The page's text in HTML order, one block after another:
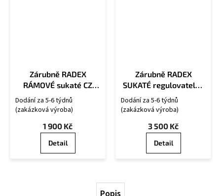
Zárubně RADEX
RÁMOVÉ sukaté CZ
OS/U
Dodání za 5-6 týdnů
(zakázková výroba)
1 900 Kč
Detail
Zárubně RADEX
SUKATÉ regulovatelné
CZ OSU/R
Dodání za 5-6 týdnů
(zakázková výroba)
3 500 Kč
Detail